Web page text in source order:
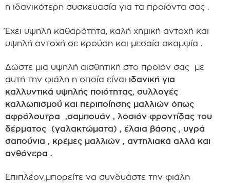
η ιδανικότερη συσκευασία για τα προϊόντα σας .
Έχει υψηλή καθαρότητα, καλή χημική αντοχή και
υψηλή αντοχή σε κρούση και μεσαία ακαμψία .
Δώστε μια υψηλή αισθητική στο προϊόν σας με
αυτή την φιάλη η οποία είναι ιδανική για
καλλυντικά υψηλής ποιότητας, συλλογές
καλλωπισμού και περιποίησης μαλλιών όπως
αφρόλουτρα ,σαμπουάν , λοσιόν φροντίδας του
δέρματος (γαλακτώματα) , έλαια βάσης , υγρά
σαπούνια , κρέμες μαλλιών , αντηλιακά αλλά και
ανθόνερα .
Επιπλέον,μπορείτε να συνδυάστε την φιάλη